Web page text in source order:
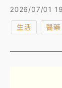
突變的患者屬
付，有助降
2026/07/01
生活 醫藥